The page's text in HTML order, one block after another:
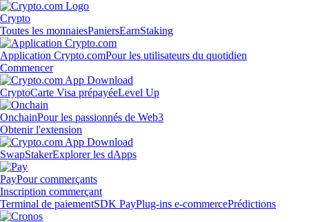
Crypto
Toutes les monnaiesPaniersEarnStaking
Application Crypto.comPour les utilisateurs du quotidien
Commencer
CryptoCarte Visa prépayéeLevel Up
OnchainPour les passionnés de Web3
Obtenir l'extension
SwapStakerExplorer les dApps
PayPour commerçants
Inscription commerçant
Terminal de paiementSDK PayPlug-ins e-commercePrédictions